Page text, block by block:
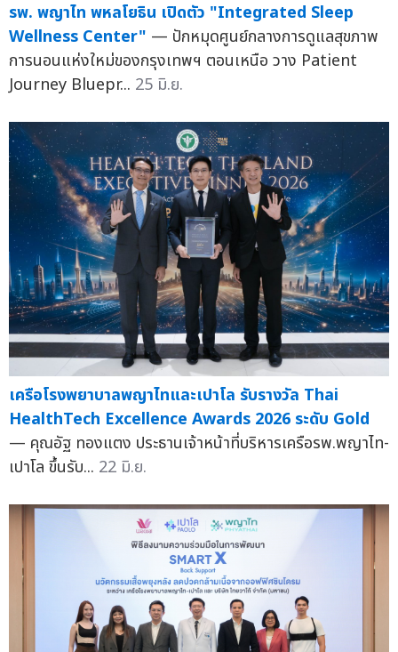
รพ. พญาไท พหลโยธิน เปิดตัว "Integrated Sleep
Wellness Center" — ปักหมุดศูนย์กลางการดูแลสุขภาพ
การนอนแห่งใหม่ของกรุงเทพฯ ตอนเหนือ วาง Patient
Journey Bluepr... 25 มิ.ย.
เครือโรงพยาบาลพญาไทและเปาโล รับรางวัล Thai
HealthTech Excellence Awards 2026 ระดับ Gold
— คุณอัฐ ทองแตง ประธานเจ้าหน้าที่บริหารเครือรพ.พญาไท-
เปาโล ขึ้นรับ... 22 มิ.ย.